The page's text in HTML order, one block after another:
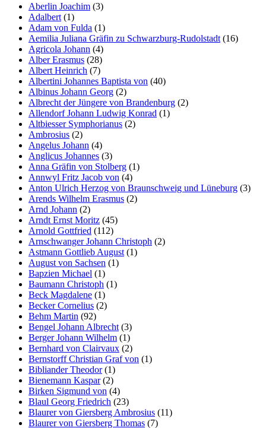
Aberlin Joachim (3)
Adalbert (1)
Adam von Fulda (1)
Aemilia Juliana Gräfin zu Schwarzburg-Rudolstadt (16)
Agricola Johann (4)
Alber Erasmus (28)
Albert Heinrich (7)
Albertini Johannes Baptista von (40)
Albinus Johann Georg (2)
Albrecht der Jüngere von Brandenburg (2)
Allendorf Johann Ludwig Konrad (1)
Altbiesser Symphorianus (2)
Ambrosius (2)
Angelus Johann (4)
Anglicus Johannes (3)
Anna Gräfin von Stolberg (1)
Annwyl Fritz Jacob von (4)
Anton Ulrich Herzog von Braunschweig und Lüneburg (3)
Arends Wilhelm Erasmus (2)
Arnd Johann (2)
Arndt Ernst Moritz (45)
Arnold Gottfried (112)
Arnschwanger Johann Christoph (2)
Astmann Gottlieb August (1)
August von Sachsen (1)
Bapzien Michael (1)
Baumann Christoph (1)
Beck Magdalene (1)
Becker Cornelius (2)
Behm Martin (92)
Bengel Johann Albrecht (3)
Berger Johann Wilhelm (1)
Bernhard von Clairvaux (2)
Bernstorff Christian Graf von (1)
Bibliander Theodor(1)
Bienemann Kaspar(2)
Birken Sigmund von (4)
Blaul Georg Friedrich (23)
Blaurer von Giersberg Ambrosius (11)
Blaurer von Giersberg Thomas (7)